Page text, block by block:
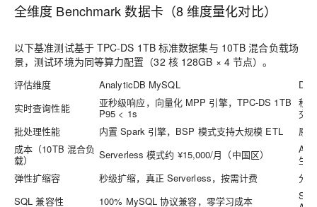
全维度 Benchmark 数据卡（8 维度量化对比）
以下基准测试基于 TPC-DS 1TB 标准数据集与 10TB 混合负载场
景，测试环境为同等算力配置（32 核 128GB × 4 节点）。
评估维度 AnalyticDB MySQL
实时查询性能
亚秒级响应，向量化 MPP 引擎，TPC-DS 1TB
P95 < 1s
秒
交
批处理性能
内置 Spark 引擎，BSP 模式支持大规模 ETL
原
成本（10TB 混合负
载）
Serverless 模式约 ¥15,000/月（中国区）
生
弹性扩缩容
秒级扩缩，真正 Serverless，按需计费
分
SQL 兼容性
100% MySQL 协议兼容，零学习成本